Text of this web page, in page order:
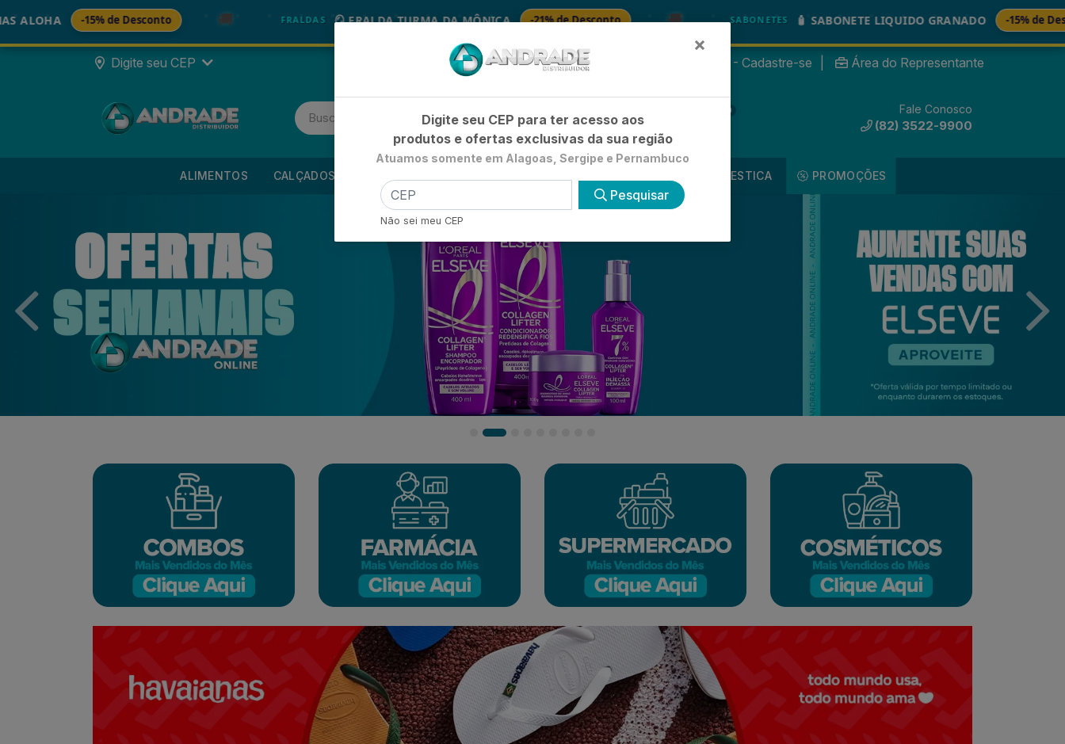
de Desconto 🚚 FRALDAS 🪞 FRALDA TURMA DA MÔNICA -21% de Desconto 🚚 SABONETES 🧴 SABONETE LIQUIDO GRANADO -15% de Desconto 🚚
Digite seu CEP Já é cliente? - Entrar Não é cliente? - Cadastre-se Área do Representante
0 Fale Conosco
(82) 3522-9900
ALIMENTOS CALÇADOS UTILIDADE DOMESTICA PROMOÇÕES
×
Digite seu CEP para ter acesso aos
produtos e ofertas exclusivas da sua região
Atuamos somente em Alagoas, Sergipe e Pernambuco
Pesquisar
Não sei meu CEP